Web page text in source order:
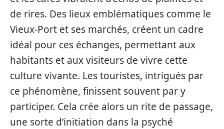
de rires. Des lieux emblématiques comme le
Vieux-Port et ses marchés, créent un cadre
idéal pour ces échanges, permettant aux
habitants et aux visiteurs de vivre cette
culture vivante. Les touristes, intrigués par
ce phénomène, finissent souvent par y
participer. Cela crée alors un rite de passage,
une sorte d’initiation dans la psyché